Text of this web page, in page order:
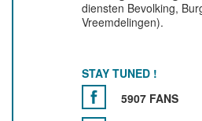
diensten Bevolking,
Vreemdelingen).
STAY TUNED !
5907 FANS